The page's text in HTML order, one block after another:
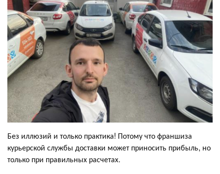
Без иллюзий и только практика! Потому что франшиза
курьерской службы доставки может приносить прибыль, но
только при правильных расчетах.